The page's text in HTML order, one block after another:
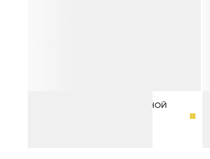
БРАСЛЕТ ФИГУРНЫЙ ДВОЙНОЙ